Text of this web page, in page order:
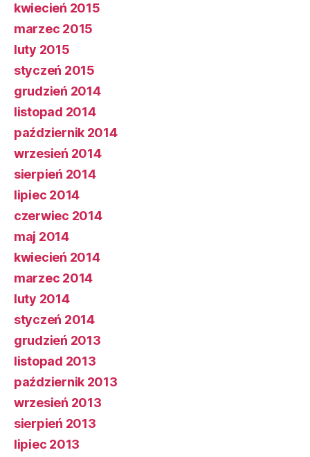
kwiecień 2015
marzec 2015
luty 2015
styczeń 2015
grudzień 2014
listopad 2014
październik 2014
wrzesień 2014
sierpień 2014
lipiec 2014
czerwiec 2014
maj 2014
kwiecień 2014
marzec 2014
luty 2014
styczeń 2014
grudzień 2013
listopad 2013
październik 2013
wrzesień 2013
sierpień 2013
lipiec 2013